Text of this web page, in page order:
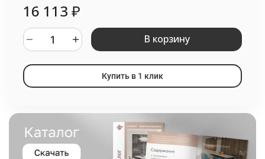
16 113 ₽
В корзину
Купить в 1 клик